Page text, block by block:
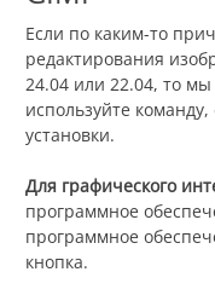
Если по каким-то
редактирования
24.04 или 22.04, то
используйте
установки.
Для графического
программное
программное
кнопка.